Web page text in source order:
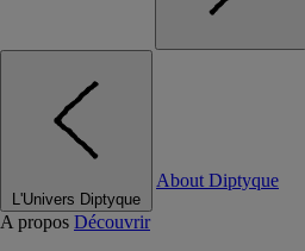
L'Univers Diptyque
About Diptyque
A propos Découvrir